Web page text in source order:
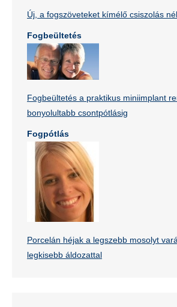
Új, a fogszöveteket kímélő csiszolás
Fogbeültetés
Fogbeültetés a praktikus miniimplant
bonyolultabb csontpótlásig
Fogpótlás
Porcelán héjak a legszebb mosolyt
legkisebb áldozattal